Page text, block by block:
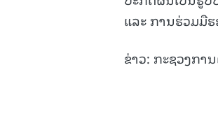
ແລະ ການຮ່ວມມື
ຂ່າວ: ກະຊວງກາ